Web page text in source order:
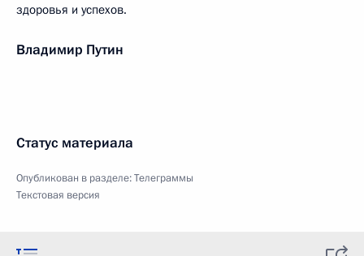
здоровья и успехов.
Владимир Путин
Статус материала
Опубликован в разделе:Телеграммы
Текстовая версия